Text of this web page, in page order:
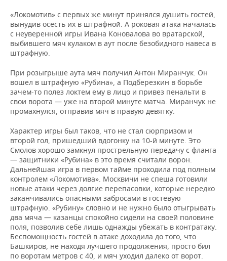
«Локомотив» с первых же минут принялся душить гостей,
вынудив осесть их в штрафной. А роковая атака началась
с неуверенной игры Ивана Коновалова во вратарской,
выбившего мяч кулаком в аут после безобидного навеса в
штрафную.
При розыгрыше аута мяч получил Антон Миранчук. Он
вошел в штрафную «Рубина», а Подберезкин в борьбе
зачем-то полез локтем ему в лицо и привез пенальти в
свои ворота — уже на второй минуте матча. Миранчук не
промахнулся, отправив мяч в правую девятку.
Характер игры был таков, что не стал сюрпризом и
второй гол, пришедший вдогонку на 10-й минуте. Это
Смолов хорошо замкнул прострельную передачу с фланга
— защитники «Рубина» в это время считали ворон.
Дальнейшая игра в первом тайме проходила под полным
контролем «Локомотива». Москвичи не спеша готовили
новые атаки через долгие перепасовки, которые нередко
заканчивались опасными забросами в гостевую
штрафную. «Рубину» словно и не нужно было отыгрывать
два мяча — казанцы спокойно сидели на своей половине
поля, позволив себе лишь однажды убежать в контратаку.
Беспомощность гостей в атаке доходила до того, что
Башкиров, не находя лучшего продолжения, просто бил
по воротам метров с 40, и мяч уходил далеко от ворот.